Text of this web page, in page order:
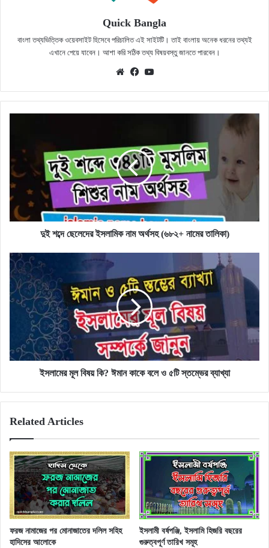
Quick Bangla
বাংলা তথ্যভিত্তিক ওয়েবসাইট হিসেবে পরিচালিত এই সাইটটি। তাই বাংলায় অনেক ধরনের তথ্যই
এখানে পেয়ে যাবেন। আশা করি সঠিক তথ্য বিষয়বস্তু জানতে পারবেন।
WebsiteFacebook
ইসলামিক
নাম
অর্থসহ
(৬৮২+
নামের
তালিকা)
দুই শব্দে ছেলেদের ইসলামিক নাম অর্থসহ (৬৮২+ নামের তালিকা)
ইসলামের
মূল
বিষয়
কি?
ঈমান
৫টি
ইসলামের মূল বিষয় কি? ঈমান কাকে বলে ও ৫টি স্তম্ভের ব্যাখ্যা
Related Articles
ফরজ নামাজের পর মোনাজাতের দলিল সহিহ
হাদিসের আলোকে
ইসলামী বর্ষপঞ্জি, ইসলামি হিজরি বছরের
গুরুত্বপূর্ণ তারিখ সমূহ